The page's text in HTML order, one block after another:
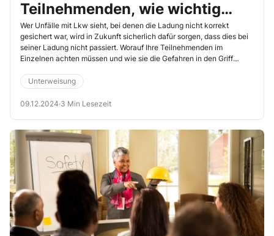
Teilnehmenden, wie wichtig
eine korrekte Ladungssicherung
ist
Wer Unfälle mit Lkw sieht, bei denen die Ladung nicht korrekt
gesichert war, wird in Zukunft sicherlich dafür sorgen, dass dies bei
seiner Ladung nicht passiert. Worauf Ihre Teilnehmenden im
Einzelnen achten müssen und wie sie die Gefahren in den Griff
alle Videos nach Ihrer Anmeldung auf unterweisung-plus.de. Hier
finden Sie auch eine Muster-Unterweisung sowie einen
Unterweisungsnachweis.
Unterweisung
09.12.2024·3 Min Lesezeit